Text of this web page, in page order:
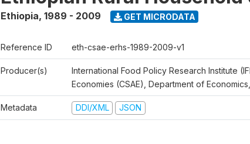
Ethiopia, 1989 - 2009 GET MICRODATA
Reference ID eth-csae-erhs-1989-2009-v1
Producer(s)
International Food Policy Research Institute
Economies (CSAE), Department of
Metadata DDI/XML JSON